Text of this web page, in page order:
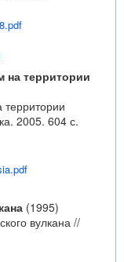
на территории
2005. 604 с.
(1995)
вулкана //